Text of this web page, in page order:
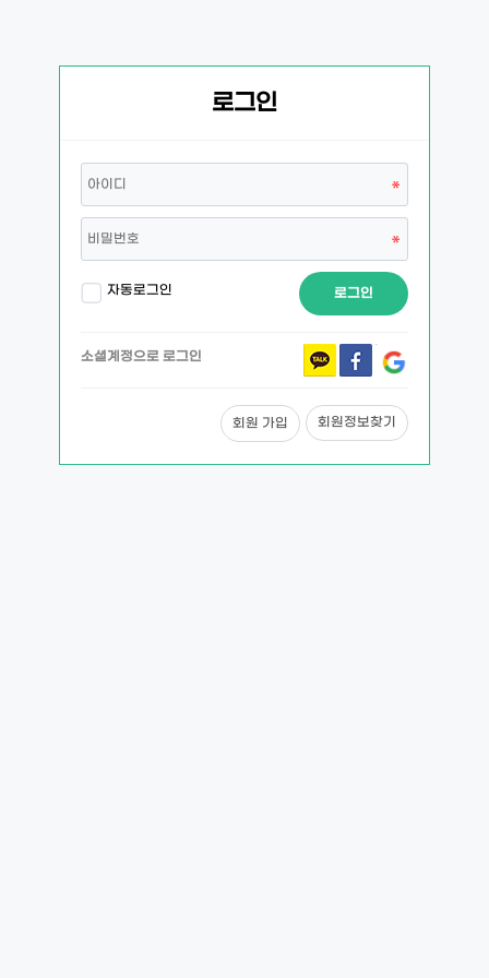
로그인
자동로그인 로그인
소셜계정으로 로그인
회원 가입 회원정보찾기